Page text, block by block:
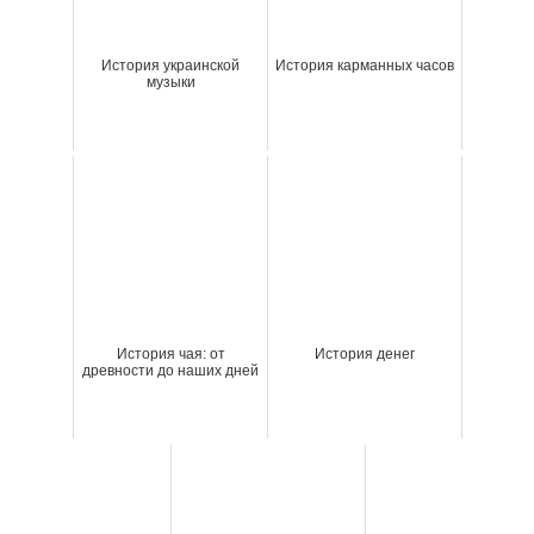
История украинской
музыки
История карманных часов
История чая: от
древности до наших дней
История денег